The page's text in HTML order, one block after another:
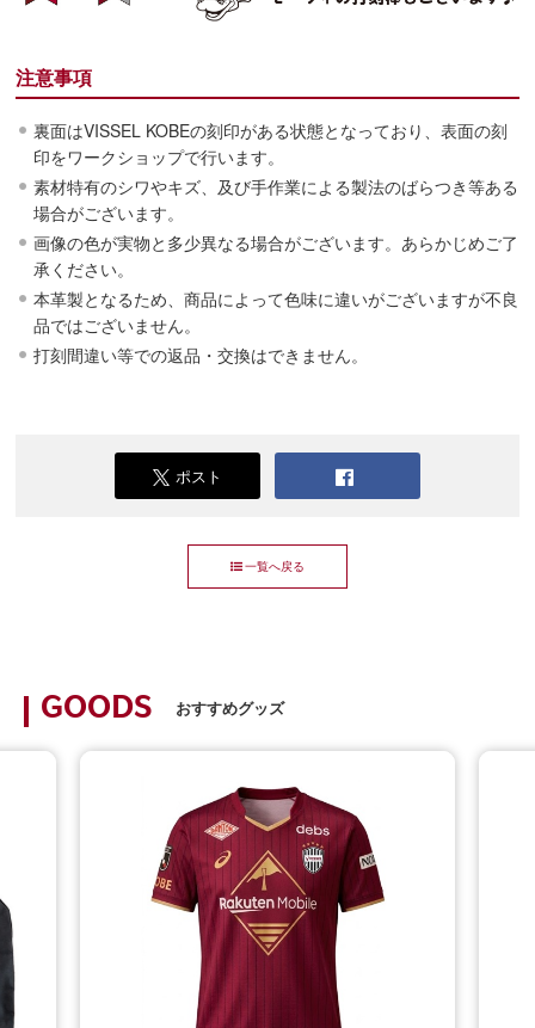
注意事項
裏面はVISSEL KOBEの刻印がある状態となっており、表面の刻
印をワークショップで行います。
素材特有のシワやキズ、及び手作業による製法のばらつき等ある
場合がございます。
画像の色が実物と多少異なる場合がございます。あらかじめご了
承ください。
本革製となるため、商品によって色味に違いがございますが不良
品ではございません。
打刻間違い等での返品・交換はできません。
ポスト
一覧へ戻る
GOODS おすすめグッズ